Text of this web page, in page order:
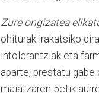
Zure ongizatea
ohiturak irakatsiko
intolerantziak eta
aparte, prestatu
maiatzaren 5etik